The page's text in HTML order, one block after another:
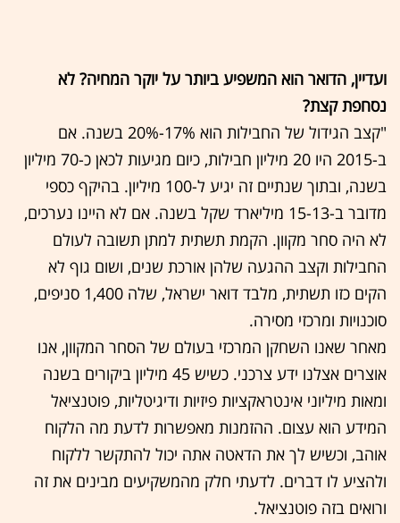
ועדיין, הדואר הוא המשפיע ביותר על יוקר המחיה? לא
נסחפת קצת?
"קצב הגידול של החבילות הוא 17%-20% בשנה. אם
ב-2015 היו 20 מיליון חבילות, כיום מגיעות לכאן כ-70 מיליון
בשנה, ובתוך שנתיים זה יגיע ל-100 מיליון. בהיקף כספי
מדובר ב-15-13 מיליארד שקל בשנה. אם לא היינו נערכים,
לא היה סחר מקוון. הקמת תשתית למתן תשובה לעולם
החבילות וקצב ההגעה שלהן אורכת שנים, ושום גוף לא
הקים כזו תשתית, מלבד דואר ישראל, שלה 1,400 סניפים,
סוכנויות ומרכזי מסירה.
מאחר שאנו השחקן המרכזי בעולם של הסחר המקוון, אנו
אוצרים אצלנו ידע צרכני. כשיש 45 מיליון ביקורים בשנה
ומאות מיליוני אינטראקציות פיזיות ודיגיטליות, פוטנציאל
המידע הוא עצום. ההזמנות מאפשרות לדעת מה הלקוח
אוהב, וכשיש לך את הדאטה אתה יכול להתקשר ללקוח
ולהציע לו דברים. לדעתי חלק מהמשקיעים מבינים את זה
ורואים בזה פוטנציאל.